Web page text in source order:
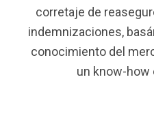
corretaje de
indemnizaciones,
conocimiento del
un know-how